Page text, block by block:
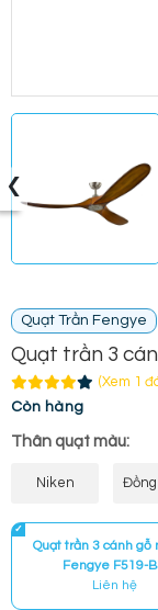
‹
Quạt Trần Fengye
Quạt trần 3
(Xem 1
Còn hàng
Thân quạt màu:
Niken
Quạt trần 3 cánh gỗ
Fengye F519-
Liên hệ